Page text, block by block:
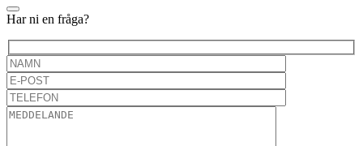
Har ni en fråga?